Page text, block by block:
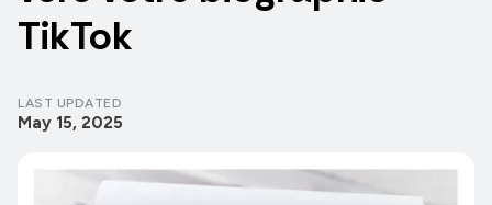
TikTok
LAST UPDATED
May 15, 2025